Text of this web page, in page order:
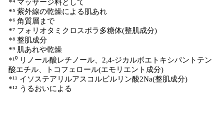
*⁴ マッサージ料として
*⁵ 紫外線の乾燥による肌あれ
*⁶ 角質層まで
*⁷ フォリオタミクロスポラ多糖体(整肌成分)
*⁸ 整肌成分
*⁹ 肌あれや乾燥
*¹⁰ リノール酸レチノール、2,4-ジカルボエトキシパントテン
酸エチル、トコフェロール(エモリエント成分)
*¹¹ イソステアリルアスコルビルリン酸2Na(整肌成分)
*¹² うるおいによる